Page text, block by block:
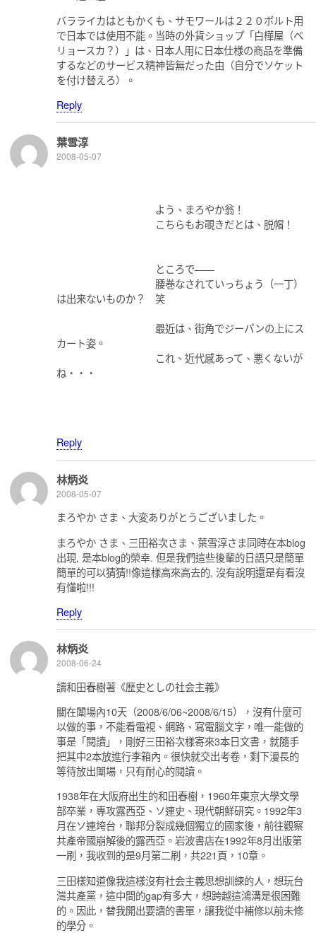
バラライカはともかくも、サモワールは２２０ボルト用
で日本では使用不能。当時の外貨ショップ「白樺屋（ベ
リョースカ？）」は、日本人用に日本仕様の商品を準備
するなどのサービス精神皆無だった由（自分でソケット
を付け替えろ）。
Reply
葉雪淳
2008-05-07
よう、まろやか翁！
こちらもお覗きだとは、脱帽！
ところで――
腰巻なされていっちょう（一丁）
は出来ないものか？ 笑
最近は、街角でジーパンの上にス
カート姿。
これ、近代感あって、悪くないが
ね・・・
Reply
林炳炎
2008-05-07
まろやか さま、大変ありがとうございました。
まろやか さま、三田裕次さま、葉雪淳さま同時在本blog
出現, 是本blog的榮幸. 但是我們這些後輩的日語只是簡單
簡單的可以猜猜!!像這樣高來高去的, 沒有說明還是有看沒
有懂啦!!!
Reply
林炳炎
2008-06-24
讀和田春樹著《歴史としの社会主義》
關在闈場內10天（2008/6/06~2008/6/15），沒有什麼可
以做的事，不能看電視、網路、寫電腦文字，唯一能做的
事是「閱讀」，剛好三田裕次樣寄來3本日文書，就隨手
把其中2本放進行李箱內。很快就交出考卷，剩下漫長的
等待放出闈場，只有耐心的閱讀。
1938年在大阪府出生的和田春樹，1960年東京大學文學
部卒業，專攻露西亞、ソ連史、現代朝鮮研究。1992年3
月在ソ連垮台，聯邦分裂成幾個獨立的國家後，前往觀察
共產帝國崩解後的露西亞。岩波書店在1992年8月出版第
一刷，我收到的是9月第二刷，共221頁，10章。
三田樣知道像我這樣沒有社会主義思想訓練的人，想玩台
灣共產黨，這中間的gap有多大，想跨越這鴻溝是很困難
的。因此，替我開出要讀的書單，讓我從中補修以前未修
的學分。